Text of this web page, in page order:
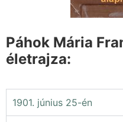
Páhok Mária
életrajza:
1901. június 25-én